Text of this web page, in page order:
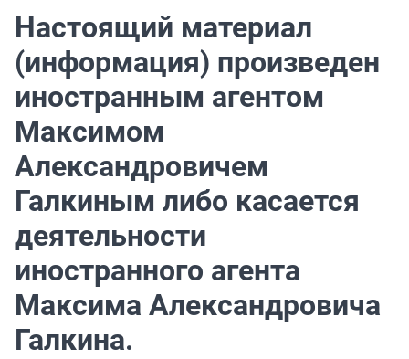
Настоящий материал
(информация) произведен
иностранным агентом
Максимом
Александровичем
Галкиным либо касается
деятельности
иностранного агента
Максима Александровича
Галкина.